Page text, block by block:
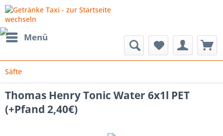
Menü
Säfte
Thomas Henry Tonic Water 6x1l PET
(+Pfand 2,40€)